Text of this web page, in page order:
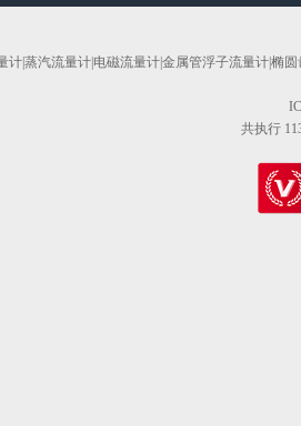
计|蒸汽流量计|电磁流量计|金属管浮子流量计|椭
共执行